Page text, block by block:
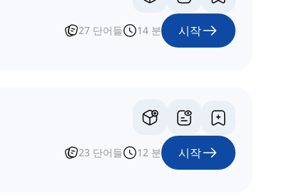
27 단어들 14 분 시작
23 단어들 12 분 시작